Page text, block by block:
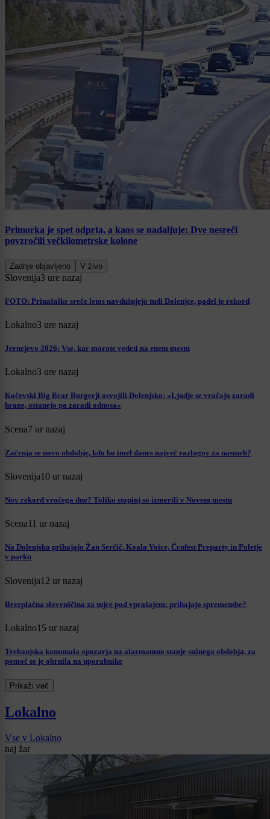
Primorka je spet odprta, a kaos se nadaljuje: Dve nesreči
povzročili večkilometrske kolone
Zadnje objavljeno V živo
Slovenija3 ure nazaj
FOTO: Prinašalke sreče letos navdušujejo tudi Dolenjce, padel je rekord
Lokalno3 ure nazaj
Jernejevo 2026: Vse, kar morate vedeti na enem mestu
Lokalno3 ure nazaj
Kočevski Big Bear Burgerji osvojili Dolenjsko: »Ljudje se vračajo zaradi
hrane, ostanejo pa zaradi odnosa«
Scena7 ur nazaj
Začenja se novo obdobje, kdo bo imel danes največ razlogov za nasmeh?
Slovenija10 ur nazaj
Nov rekord vročega dne? Toliko stopinj so izmerili v Novem mestu
Scena11 ur nazaj
Na Dolenjsko prihajajo Žan Serčič, Koala Voice, Črnfest Preparty in Poletje
v parku
Slovenija12 ur nazaj
Brezplačna slovenščina za tujce pod vprašajem: prihajajo spremembe?
Lokalno15 ur nazaj
Trebanjska komunala opozarja na alarmantno stanje sušnega obdobja, za
pomoč se je obrnila na uporabnike
Prikaži več
Lokalno
Vse v Lokalno
naj žar